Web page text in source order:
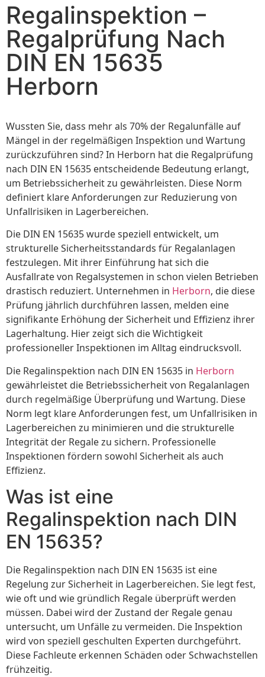
Regalinspektion –
Regalprüfung Nach
DIN EN 15635
Herborn
Wussten Sie, dass mehr als 70% der Regalunfälle auf
Mängel in der regelmäßigen Inspektion und Wartung
zurückzuführen sind? In Herborn hat die Regalprüfung
nach DIN EN 15635 entscheidende Bedeutung erlangt,
um Betriebssicherheit zu gewährleisten. Diese Norm
definiert klare Anforderungen zur Reduzierung von
Unfallrisiken in Lagerbereichen.
Die DIN EN 15635 wurde speziell entwickelt, um
strukturelle Sicherheitsstandards für Regalanlagen
festzulegen. Mit ihrer Einführung hat sich die
Ausfallrate von Regalsystemen in schon vielen Betrieben
drastisch reduziert. Unternehmen in Herborn, die diese
Prüfung jährlich durchführen lassen, melden eine
signifikante Erhöhung der Sicherheit und Effizienz ihrer
Lagerhaltung. Hier zeigt sich die Wichtigkeit
professioneller Inspektionen im Alltag eindrucksvoll.
Die Regalinspektion nach DIN EN 15635 in Herborn
gewährleistet die Betriebssicherheit von Regalanlagen
durch regelmäßige Überprüfung und Wartung. Diese
Norm legt klare Anforderungen fest, um Unfallrisiken in
Lagerbereichen zu minimieren und die strukturelle
Integrität der Regale zu sichern. Professionelle
Inspektionen fördern sowohl Sicherheit als auch
Effizienz.
Was ist eine
Regalinspektion nach DIN
EN 15635?
Die Regalinspektion nach DIN EN 15635 ist eine
Regelung zur Sicherheit in Lagerbereichen. Sie legt fest,
wie oft und wie gründlich Regale überprüft werden
müssen. Dabei wird der Zustand der Regale genau
untersucht, um Unfälle zu vermeiden. Die Inspektion
wird von speziell geschulten Experten durchgeführt.
Diese Fachleute erkennen Schäden oder Schwachstellen
frühzeitig.